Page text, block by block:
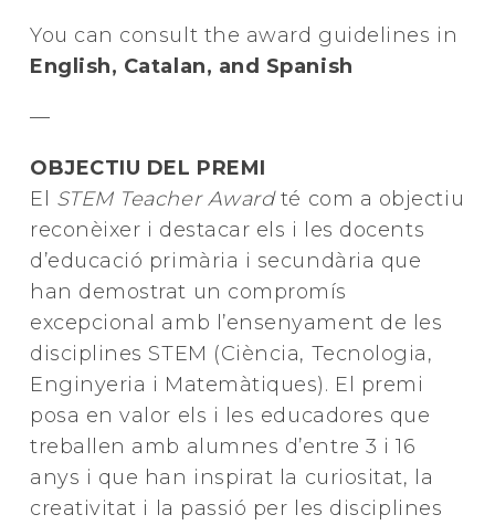
You can consult the award guidelines in
English, Catalan, and Spanish
—
OBJECTIU DEL PREMI
El STEM Teacher Awardté com a objectiu
reconèixer i destacar els i les docents
d’educació primària i secundària que
han demostrat un compromís
excepcional amb l’ensenyament de les
disciplines STEM (Ciència, Tecnologia,
Enginyeria i Matemàtiques). El premi
posa en valor els i les educadores que
treballen amb alumnes d’entre 3 i 16
anys i que han inspirat la curiositat, la
creativitat i la passió per les disciplines